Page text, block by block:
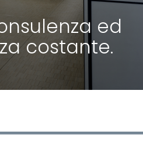
ed
costante.